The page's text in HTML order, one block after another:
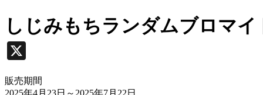
しじみもちランダムブロマイ
販売期間
2025年4月23日 ～2025年7月22日